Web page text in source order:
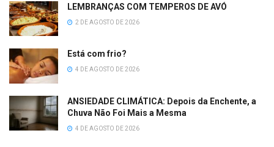
LEMBRANÇAS COM TEMPEROS DE AVÓ
2 DE AGOSTO DE 2026
Está com frio?
4 DE AGOSTO DE 2026
ANSIEDADE CLIMÁTICA: Depois da Enchente, a
Chuva Não Foi Mais a Mesma
4 DE AGOSTO DE 2026